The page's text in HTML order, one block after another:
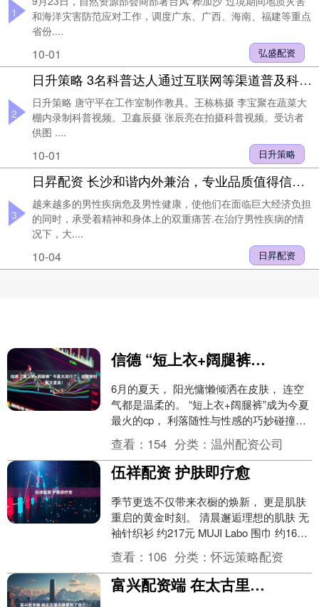
1
弘盛配资
和海洋灾害防范应对工作，调度广东、广西、海南、福建等重点
省份....
10-01
2
日升策略 3名科普达人通过互联网等渠道普及科学知识—— 探索科学传播新表达（弘扬科学家精神·关注科普月）
日升策略
日升策略 唐守平在工作室制作教具。王栋栋摄 李宝聚在蔬菜大
棚内录制科普视频。卫鑫辰摄 张辰亮在拍摄科普视频。受访者
供图 ....
10-01
3
日昇配资 长沙和谐内外兼治，专业品质值得信赖！
日昇配资
越来越多的男性疾病危及男性健康，使他们在面临巨大经济负担
的同时，承受着精神和身体上的双重痛苦.在治疗男性疾病的情
况下，大....
10-04
信德 “短上衣+阔腿裤”今夏太流行了，这样穿时髦又显高！
6月的夏天， 阳光慵懒倾洒在皮肤， 连空
气都是温柔的。 “短上衣+阔腿裤”成为今夏
最火的cp， 利落随性与性感的巧妙碰撞，
是无数时髦精的首选搭配！ 从各大时尚....
查看： 154 分类： 温州配资公司
伍祥配资 护肤即疗愈
季节更迭不仅带来衣橱的焕新， 更是肌肤
重启的黄金时刻。 清晨邂逅理想的肌肤 无
袖针织衫 约217元 MUJI Labo 围巾 约167
元 VENNIE U 白色....
查看： 106 分类：怀远策略配资
富兴配资端 在太古里大屏看到了自己！